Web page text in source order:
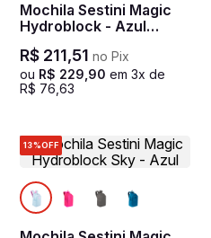
Mochila Sestini Magic
Hydroblock - Azul
Noturno
R$ 211,51 no Pix
ou R$ 229 90 em 3x de
R$ 76 63
13%OFF